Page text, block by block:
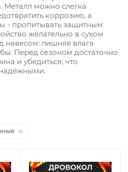
Металл можно слегка
коррозию, а
- пропитывать защитным
желательно в сухом
навесом: лишняя влага
Перед сезоном достаточно
и убедиться, что
4